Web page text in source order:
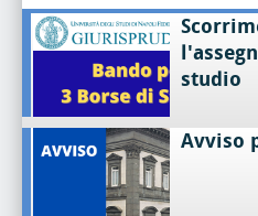
studio
Avviso